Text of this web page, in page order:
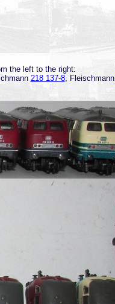
the left to the right:
218 137-8, Fleischmann